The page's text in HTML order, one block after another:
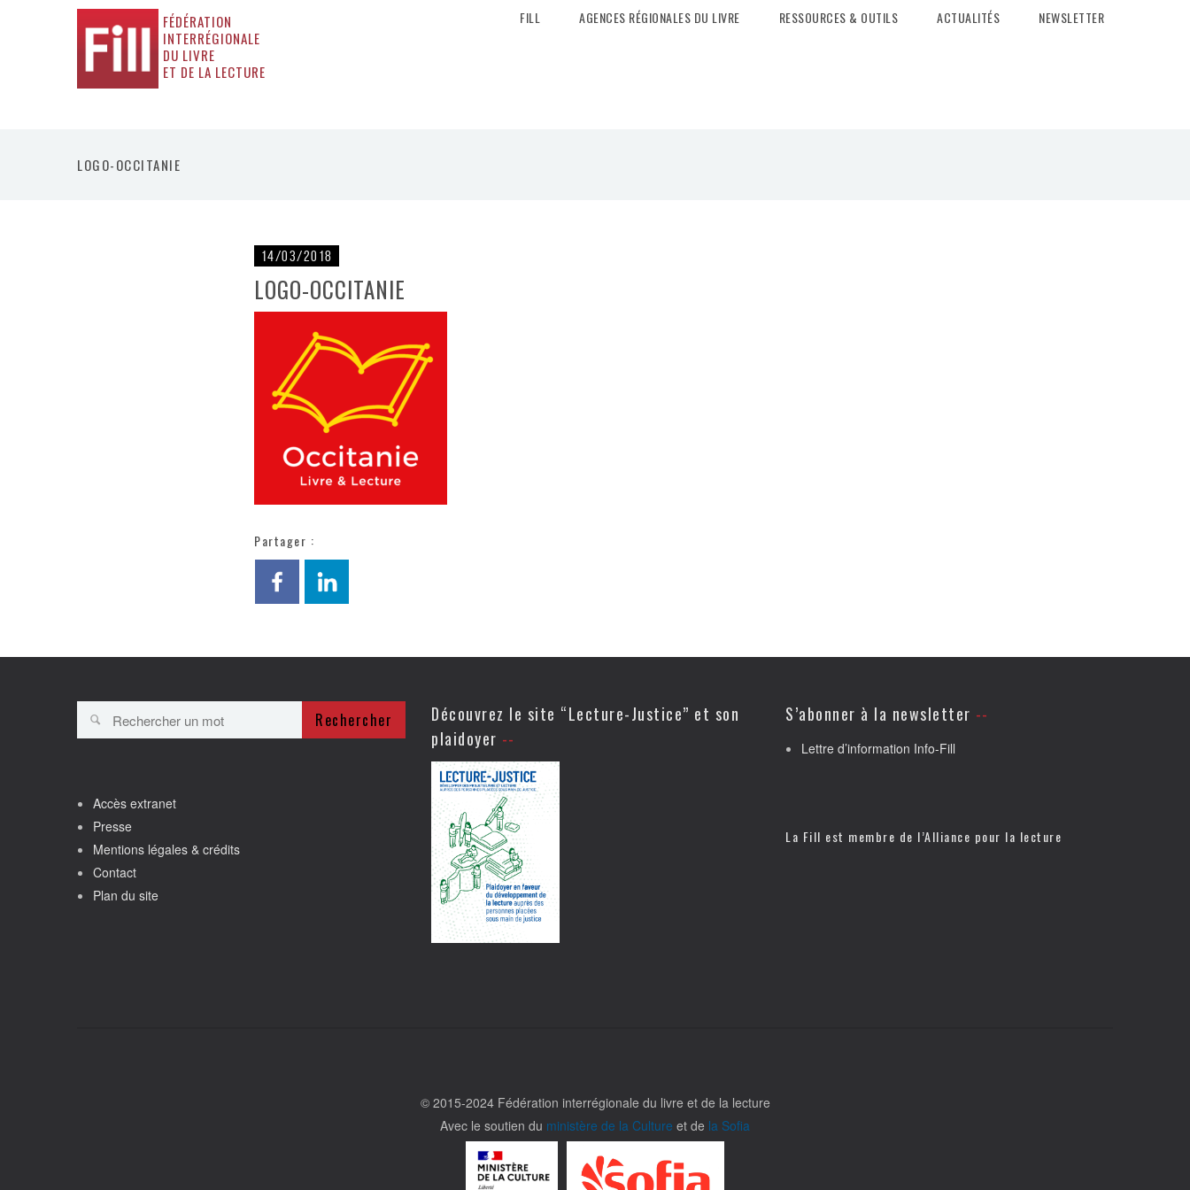
FÉDÉRATION
INTERRÉGIONALE
DU LIVRE
ET DE LA LECTURE
FILL AGENCES RÉGIONALES DU LIVRE RESSOURCES & OUTILS ACTUALITÉS NEWSLETTER
LOGO-OCCITANIE
14/03/2018
LOGO-OCCITANIE
Partager :
Rechercher
Accès extranet
Presse
Mentions légales & crédits
Contact
Plan du site
Découvrez le site “Lecture-Justice” et son
plaidoyer
S’abonner à la newsletter
Lettre d’information Info-Fill
La Fill est membre de l’Alliance pour la lecture
© 2015-2024 Fédération interrégionale du livre et de la lecture
Avec le soutien du ministère de la Culture et de la Sofia